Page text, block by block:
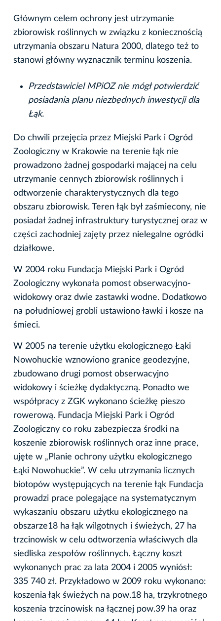
Głównym celem ochrony jest utrzymanie
zbiorowisk roślinnych w związku z koniecznością
utrzymania obszaru Natura 2000, dlatego też to
stanowi główny wyznacznik terminu koszenia.
Przedstawiciel MPiOZ nie mógł potwierdzić
posiadania planu niezbędnych inwestycji dla
Łąk.
Do chwili przejęcia przez Miejski Park i Ogród
Zoologiczny w Krakowie na terenie łąk nie
prowadzono żadnej gospodarki mającej na celu
utrzymanie cennych zbiorowisk roślinnych i
odtworzenie charakterystycznych dla tego
obszaru zbiorowisk. Teren łąk był zaśmiecony, nie
posiadał żadnej infrastruktury turystycznej oraz w
części zachodniej zajęty przez nielegalne ogródki
działkowe.
W 2004 roku Fundacja Miejski Park i Ogród
Zoologiczny wykonała pomost obserwacyjno-
widokowy oraz dwie zastawki wodne. Dodatkowo
na południowej grobli ustawiono ławki i kosze na
śmieci.
W 2005 na terenie użytku ekologicznego Łąki
Nowohuckie wznowiono granice geodezyjne,
zbudowano drugi pomost obserwacyjno
widokowy i ścieżkę dydaktyczną. Ponadto we
współpracy z ZGK wykonano ścieżkę pieszo
rowerową. Fundacja Miejski Park i Ogród
Zoologiczny co roku zabezpiecza środki na
koszenie zbiorowisk roślinnych oraz inne prace,
ujęte w „Planie ochrony użytku ekologicznego
Łąki Nowohuckie”. W celu utrzymania licznych
biotopów występujących na terenie łąk Fundacja
prowadzi prace polegające na systematycznym
wykaszaniu obszaru użytku ekologicznego na
obszarze18 ha łąk wilgotnych i świeżych, 27 ha
trzcinowisk w celu odtworzenia właściwych dla
siedliska zespołów roślinnych. Łączny koszt
wykonanych prac za lata 2004 i 2005 wyniósł:
335 740 zł. Przykładowo w 2009 roku wykonano:
koszenia łąk świeżych na pow.18 ha, trzykrotnego
koszenia trzcinowisk na łącznej pow.39 ha oraz